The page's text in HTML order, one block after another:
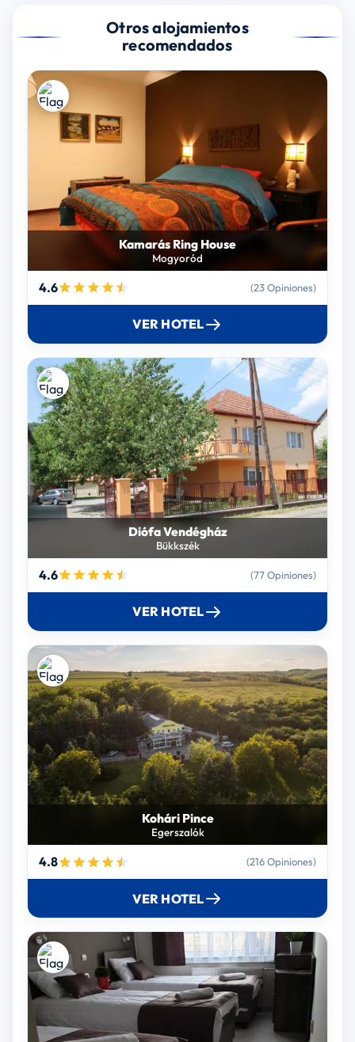
Otros alojamientos
recomendados
Kamarás Ring House
Mogyoród
4.6 (23 Opiniones)
VER HOTEL
Diófa Vendégház
Bükkszék
4.6 (77 Opiniones)
VER HOTEL
Kohári Pince
Egerszalók
4.8 (216 Opiniones)
VER HOTEL